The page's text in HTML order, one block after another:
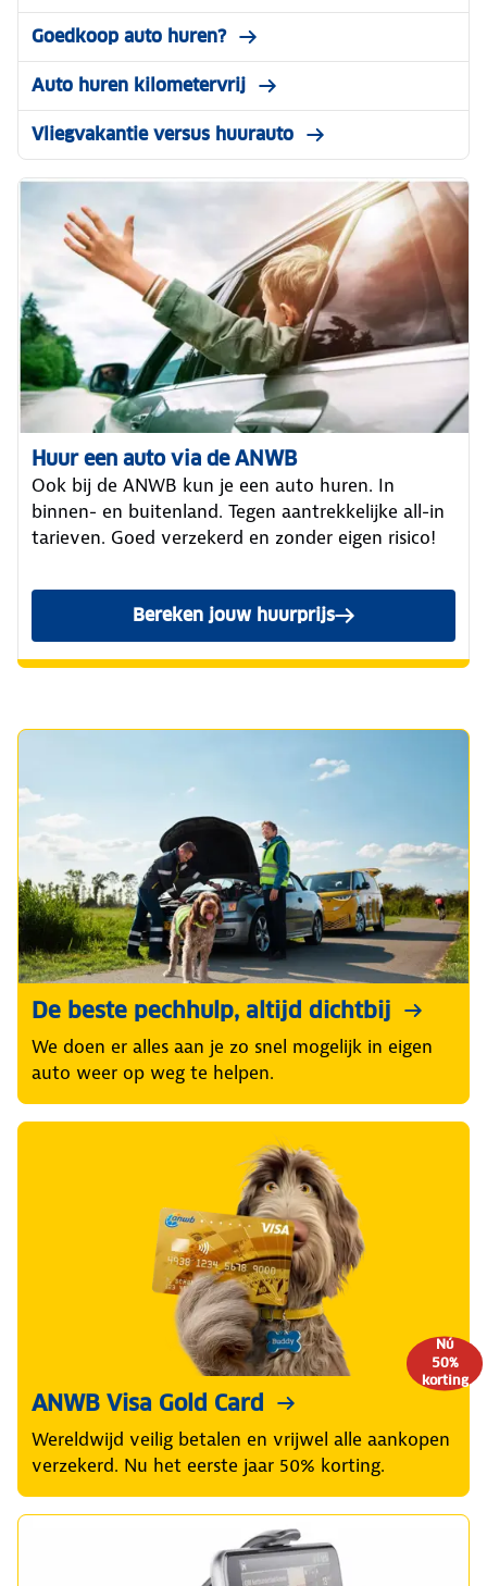
Goedkoop auto huren?
Auto huren kilometervrij
Vliegvakantie versus huurauto
Huur een auto via de ANWB
Ook bij de ANWB kun je een auto huren. In
binnen- en buitenland. Tegen aantrekkelijke all-in
tarieven. Goed verzekerd en zonder eigen risico!
Bereken jouw huurprijs
De beste pechhulp, altijd dichtbij
We doen er alles aan je zo snel mogelijk in eigen
auto weer op weg te helpen.
Nú
50%
korting
ANWB Visa Gold Card
Wereldwijd veilig betalen en vrijwel alle aankopen
verzekerd. Nu het eerste jaar 50% korting.